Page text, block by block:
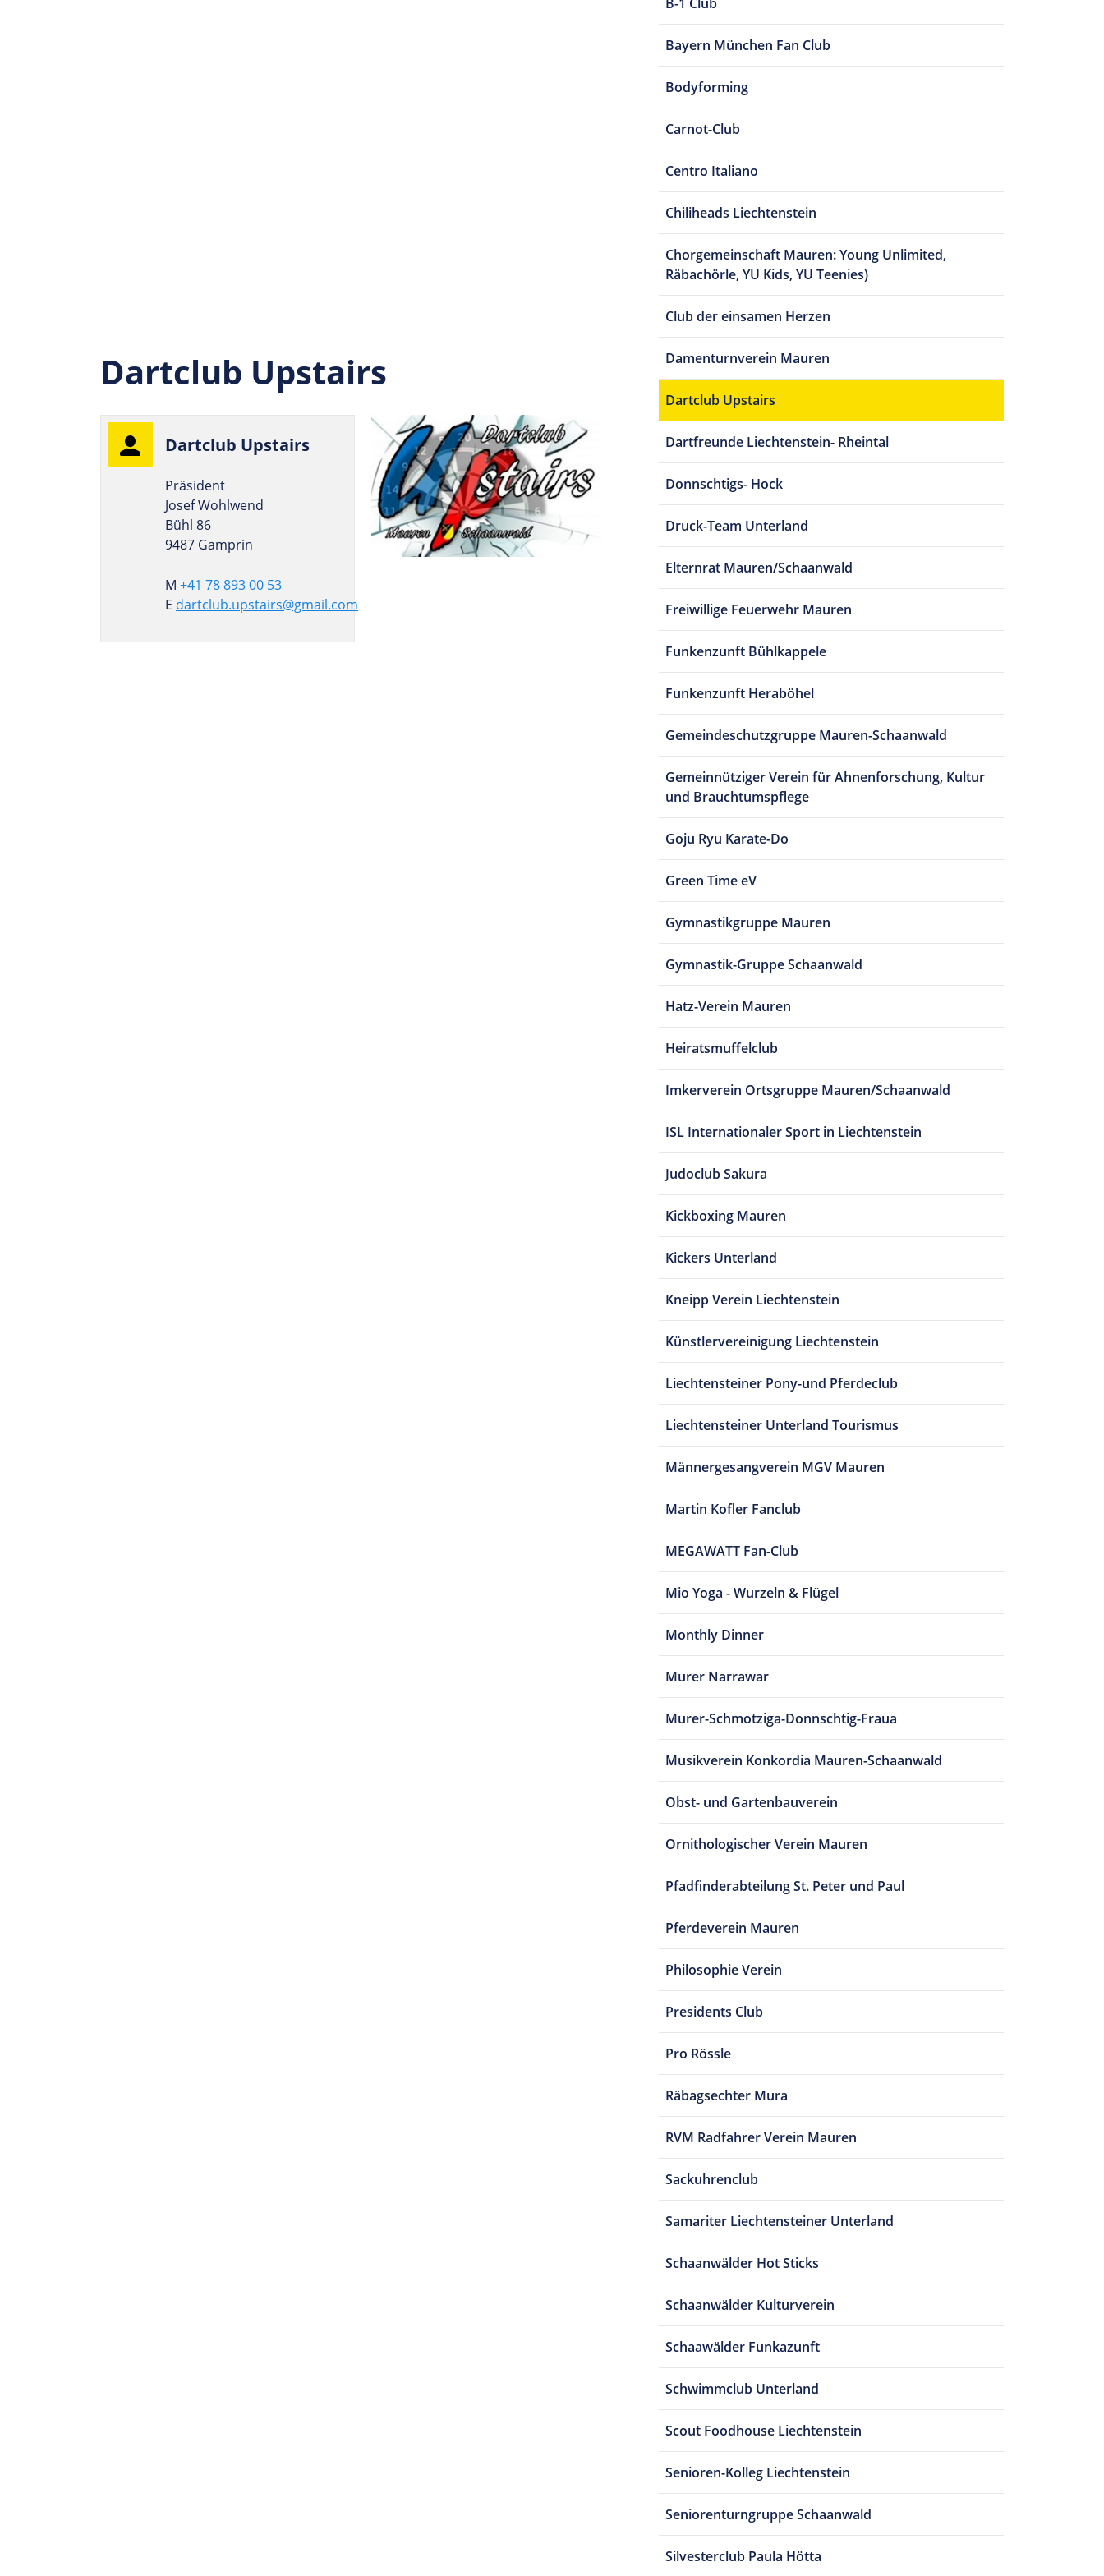
Dartclub Upstairs
Dart­club Upstairs
Präsident
Josef Wohlwend
Bühl 86
9487 Gamprin
M +41 78 893 00 53
E dartclub.upstairs@gmail.com
Bayern München Fan Club
Bodyforming
Carnot-Club
Centro Italiano
Chiliheads Liechtenstein
Chorgemeinschaft Mauren: Young Unlimited,
Räbachörle, YU Kids, YU Teenies)
Club der einsamen Herzen
Damenturnverein Mauren
Dartclub Upstairs
Dartfreunde Liechtenstein- Rheintal
Donnschtigs- Hock
Druck-Team Unterland
Elternrat Mauren/Schaanwald
Freiwillige Feuerwehr Mauren
Funkenzunft Bühlkappele
Funkenzunft Heraböhel
Gemeindeschutzgruppe Mauren-Schaanwald
Gemeinnütziger Verein für Ahnenforschung, Kultur
und Brauchtumspflege
Goju Ryu Karate-Do
Green Time eV
Gymnastikgruppe Mauren
Gymnastik-Gruppe Schaanwald
Hatz-Verein Mauren
Heiratsmuffelclub
Imkerverein Ortsgruppe Mauren/Schaanwald
ISL Internationaler Sport in Liechtenstein
Judoclub Sakura
Kickboxing Mauren
Kickers Unterland
Kneipp Verein Liechtenstein
Künstlervereinigung Liechtenstein
Liechtensteiner Pony-und Pferdeclub
Liechtensteiner Unterland Tourismus
Männergesangverein MGV Mauren
Martin Kofler Fanclub
MEGAWATT Fan-Club
Mio Yoga - Wurzeln & Flügel
Monthly Dinner
Murer Narrawar
Murer-Schmotziga-Donnschtig-Fraua
Musikverein Konkordia Mauren-Schaanwald
Obst- und Gartenbauverein
Ornithologischer Verein Mauren
Pfadfinderabteilung St. Peter und Paul
Pferdeverein Mauren
Philosophie Verein
Presidents Club
Pro Rössle
Räbagsechter Mura
RVM Radfahrer Verein Mauren
Sackuhrenclub
Samariter Liechtensteiner Unterland
Schaanwälder Hot Sticks
Schaanwälder Kulturverein
Schaawälder Funkazunft
Schwimmclub Unterland
Scout Foodhouse Liechtenstein
Senioren-Kolleg Liechtenstein
Seniorenturngruppe Schaanwald
Silvesterclub Paula Hötta